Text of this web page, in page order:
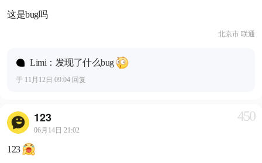
这是bug吗
北京市 联通
Limi：发现了什么bug
于 11月12日 09:04 回复
123
06月14日 21:02
450
123